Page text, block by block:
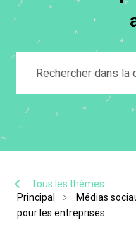
Tous les thèmes
Principal
Médias
pour les entreprises